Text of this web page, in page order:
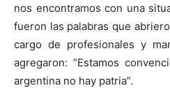
nos encontramos con una
fueron las palabras que
cargo de profesionales y
agregaron: “Estamos
argentina no hay patria”.